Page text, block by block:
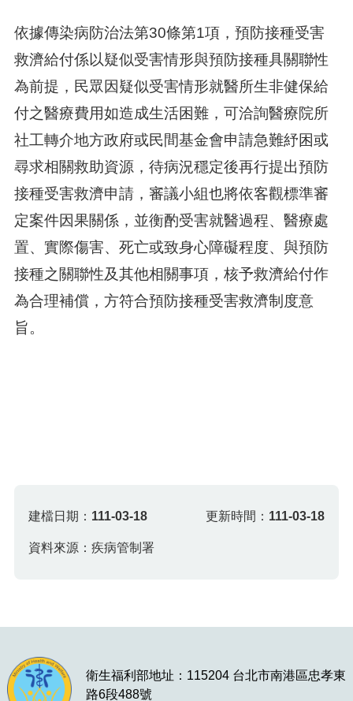
依據傳染病防治法第30條第1項，預防接種受害
救濟給付係以疑似受害情形與預防接種具關聯性
為前提，民眾因疑似受害情形就醫所生非健保給
付之醫療費用如造成生活困難，可洽詢醫療院所
社工轉介地方政府或民間基金會申請急難紓困或
尋求相關救助資源，待病況穩定後再行提出預防
接種受害救濟申請，審議小組也將依客觀標準審
定案件因果關係，並衡酌受害就醫過程、醫療處
置、實際傷害、死亡或致身心障礙程度、與預防
接種之關聯性及其他相關事項，核予救濟給付作
為合理補償，方符合預防接種受害救濟制度意
旨。
建檔日期： 111-03-18 更新時間： 111-03-18
資料來源：疾病管制署
衛生福利部地址：115204 台北市南港區忠孝東
路6段488號